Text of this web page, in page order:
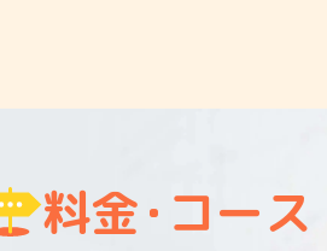
料金・コース